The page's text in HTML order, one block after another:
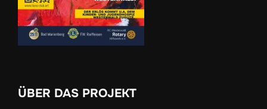
ÜBER DAS PROJEKT